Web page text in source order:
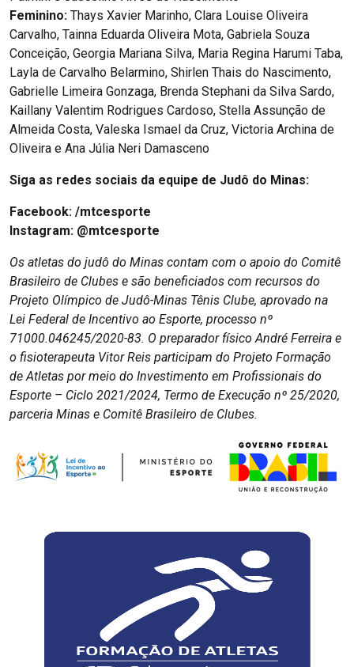
Feminino: Thays Xavier Marinho, Clara Louise Oliveira
Carvalho, Tainna Eduarda Oliveira Mota, Gabriela Souza
Conceição, Georgia Mariana Silva, Maria Regina Harumi Taba,
Layla de Carvalho Belarmino, Shirlen Thais do Nascimento,
Gabrielle Limeira Gonzaga, Brenda Stephani da Silva Sardo,
Kaillany Valentim Rodrigues Cardoso, Stella Assunção de
Almeida Costa, Valeska Ismael da Cruz, Victoria Archina de
Oliveira e Ana Júlia Neri Damasceno
Siga as redes sociais da equipe de Judô do Minas:
Facebook: /mtcesporte
Instagram: @mtcesporte
Os atletas do judô do Minas contam com o apoio do Comitê
Brasileiro de Clubes e são beneficiados com recursos do
Projeto Olímpico de Judô-Minas Tênis Clube, aprovado na
Lei Federal de Incentivo ao Esporte, processo nº
71000.046245/2020-83. O preparador físico André Ferreira e
o fisioterapeuta Vitor Reis participam do Projeto Formação
de Atletas por meio do Investimento em Profissionais do
Esporte – Ciclo 2021/2024, Termo de Execução nº 25/2020,
parceria Minas e Comitê Brasileiro de Clubes.